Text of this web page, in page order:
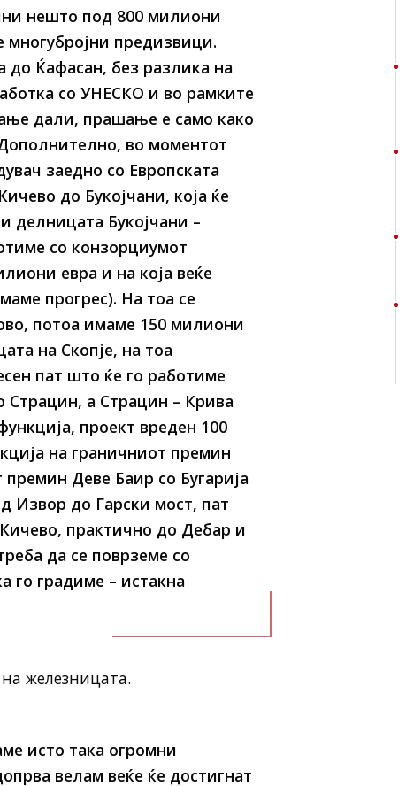
нешто под 800 милиони
предизвици.
до Ќафасан, без разлика на
со УНЕСКО и во рамките
дали, прашање е само како
во моментот
заедно со Европската
до Букојчани, која ќе
делницата Букојчани –
со конзорциумот
евра и на која веќе
прогрес). На тоа се
потоа имаме 150 милиони
на Скопје, на тоа
пат што ќе го работиме
Страцин, а Страцин – Крива
проект вреден 100
на граничниот премин
Деве Баир со Бугарија
Извор до Гарски мост, пат
практично до Дебар и
да се поврземе со
го градиме – истакна
железницата.
исто така огромни
велам веќе ќе достигнат